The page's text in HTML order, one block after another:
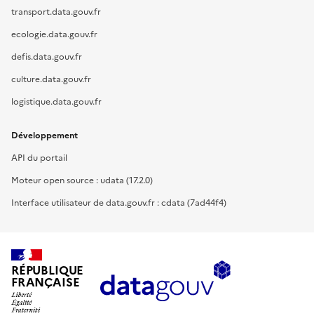
transport.data.gouv.fr
ecologie.data.gouv.fr
defis.data.gouv.fr
culture.data.gouv.fr
logistique.data.gouv.fr
Développement
API du portail
Moteur open source : udata (17.2.0)
Interface utilisateur de data.gouv.fr : cdata (7ad44f4)
RÉPUBLIQUE
FRANÇAISE